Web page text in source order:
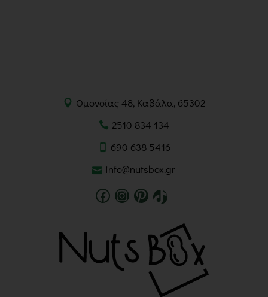
Ομονοίας 48, Καβάλα, 65302
2510 834 134
690 638 5416
info@nutsbox.gr